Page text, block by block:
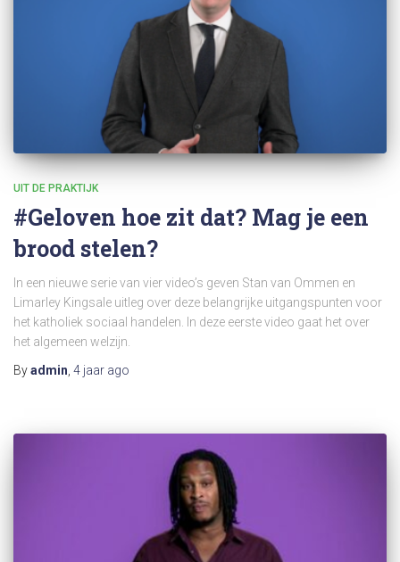
UIT DE PRAKTIJK
#Geloven hoe zit dat? Mag je een
brood stelen?
In een nieuwe serie van vier video’s geven Stan van Ommen en
Limarley Kingsale uitleg over deze belangrijke uitgangspunten voor
het katholiek sociaal handelen. In deze eerste video gaat het over
het algemeen welzijn.
Byadmin 4 jaar ago